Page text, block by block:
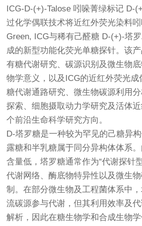
ICG-D-(+)-Talose 吲哚菁绿标记 D-
过化学偶联技术将近红外荧光染料
Green, ICG与稀有己醛糖 D-(+)-塔
成的新型功能化荧光单糖探针。该
有糖代谢研究、碳源识别及微生物
物学意义，以及ICG的近红外荧光
糖代谢通路研究、微生物碳源利用
探索、细胞摄取动力学研究及活体
个前沿生命科学研究方向。
D-塔罗糖是一种较为罕见的己糖异
露糖和半乳糖属于同分异构体体系
含量低，塔罗糖通常作为“代谢探针
代谢网络、酶底物特异性以及微生
制。在部分微生物及工程菌体系中
流碳源参与代谢，但其利用效率及
解析，因此在糖生物学和合成生物